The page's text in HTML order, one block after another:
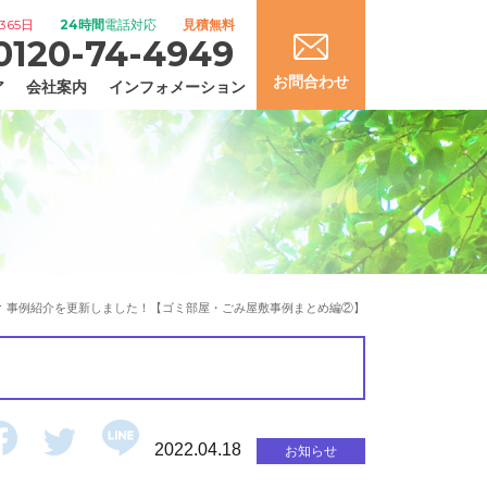
会社案内 インフォメーション お問合わせ
365日 24時間電話対応 見積無料
74-4949
事例紹介を更新しました！【ゴミ部屋・ごみ屋敷事例まとめ編②】
2022.04.18 お知らせ